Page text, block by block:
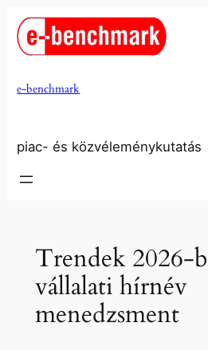
Ugrás
tartalomhoz
e-benchmark
piac- és közvéleménykutatás
Trendek 2026-
vállalati hírnév
menedzsment